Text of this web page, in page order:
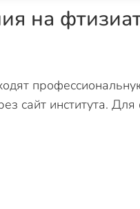
на
сайт института.